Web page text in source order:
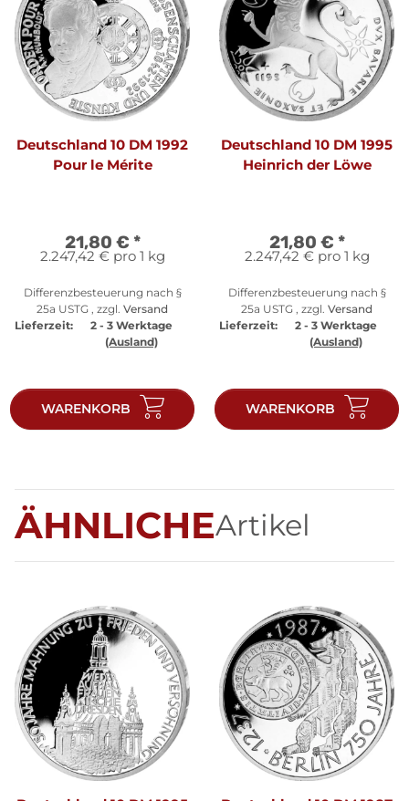
Deutschland 10 DM 1992
Pour le Mérite
21,80 € *
2.247,42 € pro 1 kg
Differenzbesteuerung nach §
25a USTG , zzgl. Versand
Lieferzeit:
2 - 3 Werktage
(Ausland)
WARENKORB
Deutschland 10 DM 1995
Heinrich der Löwe
21,80 € *
2.247,42 € pro 1 kg
Differenzbesteuerung nach §
25a USTG , zzgl. Versand
Lieferzeit:
2 - 3 Werktage
(Ausland)
WARENKORB
ÄHNLICHEArtikel